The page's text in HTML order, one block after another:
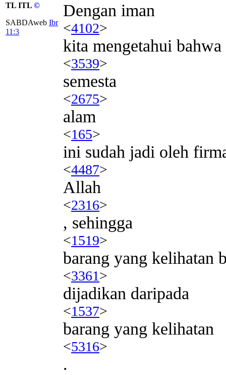
TL ITL ©
SABDAweb Ibr
11:3
Dengan iman
<4102>
kita mengetahui bahwa
<3539>
semesta
<2675>
alam
<165>
ini sudah jadi oleh
<4487>
Allah
<2316>
, sehingga
<1519>
barang yang kelihatan
<3361>
dijadikan daripada
<1537>
barang yang kelihatan
<5316>
.